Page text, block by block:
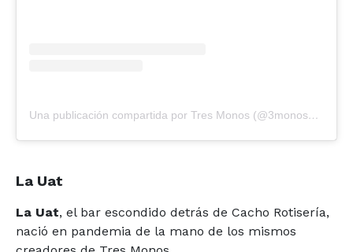
Una publicación compartida por Tres Monos (@3monosbar)
La Uat
La Uat, el bar escondido detrás de Cacho Rotisería,
nació en pandemia de la mano de los mismos